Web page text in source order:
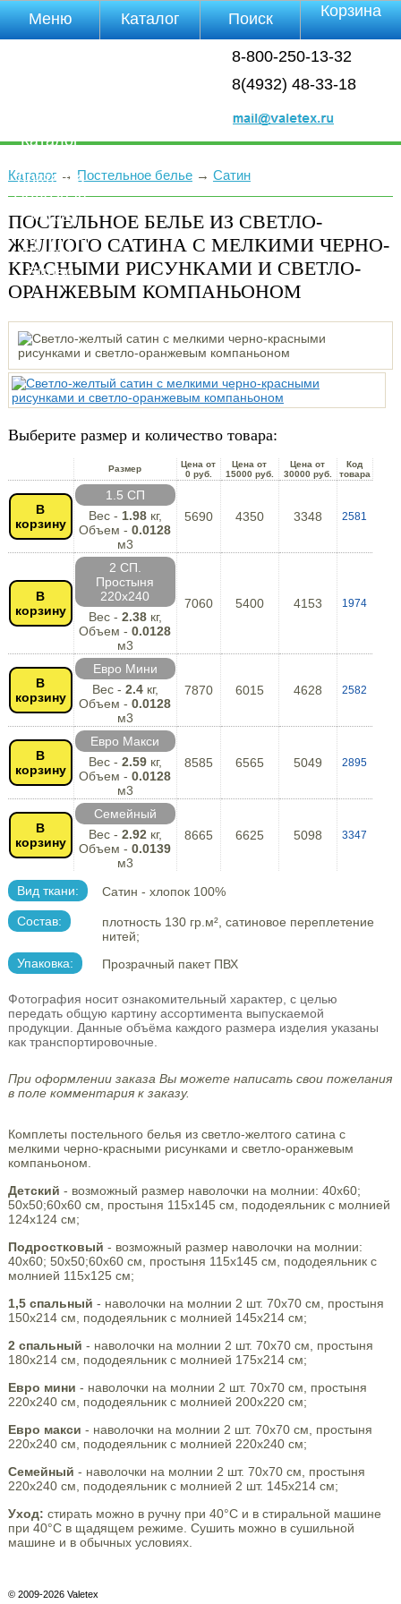
8-800-250-13-32
8(4932) 48-33-18
Каталог→ Постельное белье→ Сатин
ПОСТЕЛЬНОЕ БЕЛЬЕ ИЗ СВЕТЛО-
ЖЕЛТОГО САТИНА С МЕЛКИМИ ЧЕРНО-
КРАСНЫМИ РИСУНКАМИ И СВЕТЛО-
ОРАНЖЕВЫМ КОМПАНЬОНОМ
Выберите размер и количество товара:
Размер
Цена от
0 руб.
Цена от
15000 руб.
Цена от
30000 руб.
Код
товара
В
корзину
1.5 СП
Вес - 1.98кг,
Объем -0.0128
м3
5690 4350 3348 2581
В
корзину
2 СП.
Простыня
220х240
Вес - 2.38кг,
Объем -0.0128
м3
7060 5400 4153 1974
В
корзину
Евро Мини
Вес - 2.4кг,
Объем -0.0128
м3
7870 6015 4628 2582
В
корзину
Евро Макси
Вес - 2.59кг,
Объем -0.0128
м3
8585 6565 5049 2895
В
корзину
Семейный
Вес - 2.92 кг,
Объем -0.0139
м3
8665 6625 5098 3347
Вид ткани: Сатин - хлопок 100%
Состав:
плотность 130 гр.м², сатиновое переплетение
нитей;
Упаковка:
Прозрачный пакет ПВХ
Фотография носит ознакомительный характер, с целью
передать общую картину ассортимента выпускаемой
продукции. Данные объёма каждого размера изделия указаны
как транспортировочные.
При оформлении заказа Вы можете написать свои пожелания
в поле комментария к заказу.
Комплеты постельного белья из светло-желтого сатина с
мелкими черно-красными рисунками и светло-оранжевым
компаньоном.
Детский - возможный размер наволочки на молнии: 40х60;
50х50;60х60 см, простыня 115х145 см, пододеяльник с молнией
124х124 см;
Подростковый - возможный размер наволочки на молнии:
40х60; 50х50;60х60 см, простыня 115х145 см, пододеяльник с
молнией 115х125 см;
1,5 спальный - наволочки на молнии 2 шт. 70х70 см, простыня
150х214 см, пододеяльник с молнией 145х214 см;
2 спальный - наволочки на молнии 2 шт. 70х70 см, простыня
180х214 см, пододеяльник с молнией 175х214 см;
Евро мини - наволочки на молнии 2 шт. 70х70 см, простыня
220х240 см, пододеяльник с молнией 200х220 см;
Евро макси - наволочки на молнии 2 шт. 70х70 см, простыня
220х240 см, пододеяльник с молнией 220х240 см;
Семейный - наволочки на молнии 2 шт. 70х70 см, простыня
220х240 см, пододеяльник с молнией 2 шт. 145х214 см;
Уход: стирать можно в ручну при 40°С и в стиральной машине
при 40°С в щадящем режиме. Сушить можно в сушильной
машине и в обычных условиях.
© 2009-2026 Valetex
Меню
Каталог
Доставка
Полезная
инфа
Магазины
Отзывы
Видео
Каталог Поиск Корзина